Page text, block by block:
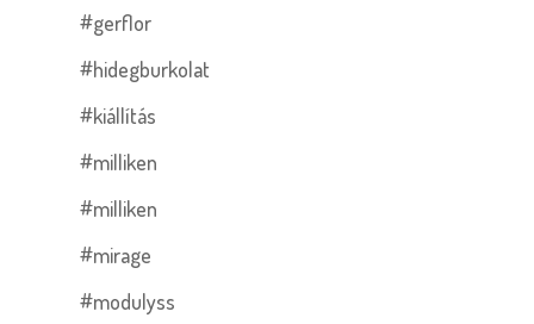
#gerflor
#hidegburkolat
#kiállítás
#milliken
#milliken
#mirage
#modulyss